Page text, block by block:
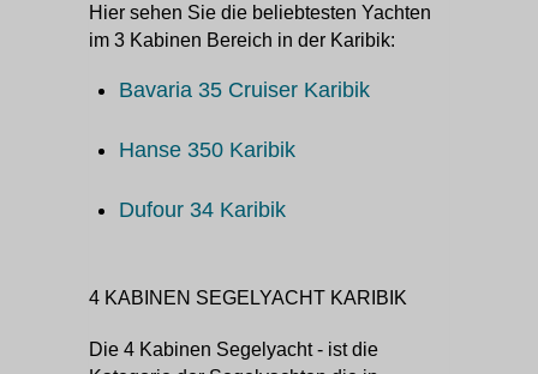
Hier sehen Sie die beliebtesten Yachten
im 3 Kabinen Bereich in der Karibik:
Bavaria 35 Cruiser Karibik
Hanse 350 Karibik
Dufour 34 Karibik
4 KABINEN SEGELYACHT KARIBIK
Die 4 Kabinen Segelyacht - ist die